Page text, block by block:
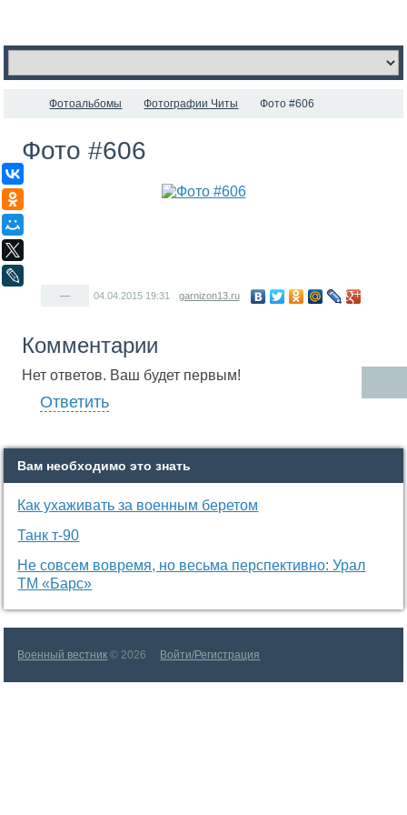
Фотоальбомы Фотографии Читы Фото #606
Фото #606
— 04.04.2015 19:31 garnizon13.ru
Комментарии
Нет ответов. Ваш будет первым!
Ответить
Вам необходимо это знать
Как ухаживать за военным беретом
Танк т-90
Не совсем вовремя, но весьма перспективно: Урал
ТМ «Барс»
Военный вестник © 2026 Войти/Регистрация